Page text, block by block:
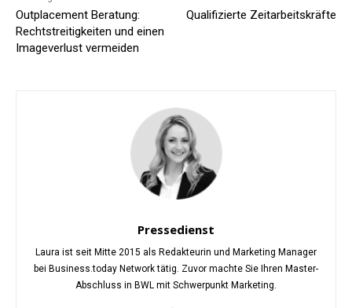
Outplacement Beratung:
Rechtstreitigkeiten und einen
Imageverlust vermeiden
Qualifizierte Zeitarbeitskräfte
Pressedienst
Laura ist seit Mitte 2015 als Redakteurin und Marketing Manager
bei Business.today Network tätig. Zuvor machte Sie Ihren Master-
Abschluss in BWL mit Schwerpunkt Marketing.